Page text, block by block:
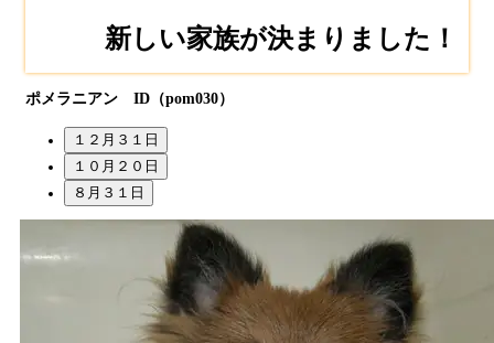
新しい家族が決まりました！
ポメラニアン ID（pom030）
１２月３１日
１０月２０日
８月３１日